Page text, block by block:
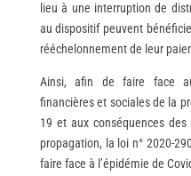
lieu à une interruption de
au dispositif peuvent
rééchelonnement de leur
Ainsi, afin de faire face
financières et sociales de la
19 et aux conséquences
propagation, la loi n° 2020-
faire face à l’épidémie de